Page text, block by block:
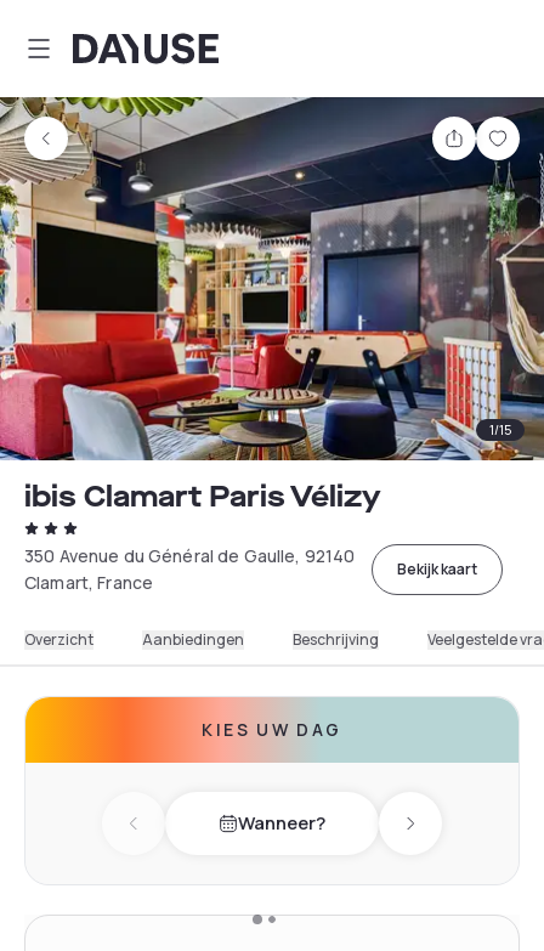
Dayuse
Delen
1/15
ibis Clamart Paris Vélizy
350 Avenue du Général de Gaulle, 92140
Clamart, France
Bekijk kaart
Overzicht Aanbiedingen Beschrijving Veelgestelde
KIES UW DAG
Previous dayWanneer? Next day